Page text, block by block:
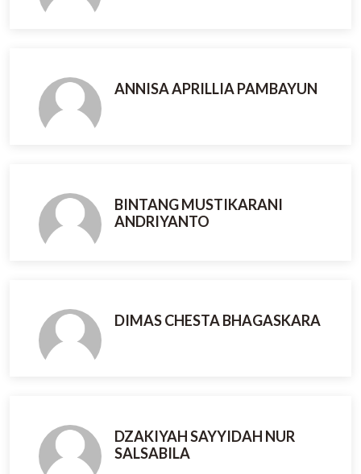
ANNISA APRILLIA PAMBAYUN
BINTANG MUSTIKARANI
ANDRIYANTO
DIMAS CHESTA BHAGASKARA
DZAKIYAH SAYYIDAH NUR
SALSABILA